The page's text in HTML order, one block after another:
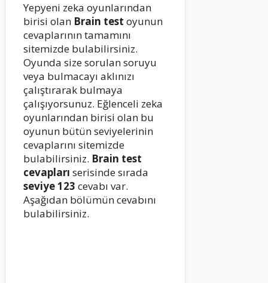
Yepyeni zeka oyunlarından
birisi olan Brain test oyunun
cevaplarının tamamını
sitemizde bulabilirsiniz.
Oyunda size sorulan soruyu
veya bulmacayı aklınızı
çalıştırarak bulmaya
çalışıyorsunuz. Eğlenceli zeka
oyunlarından birisi olan bu
oyunun bütün seviyelerinin
cevaplarını sitemizde
bulabilirsiniz. Brain test
cevapları serisinde sırada
seviye 123 cevabı var.
Aşağıdan bölümün cevabını
bulabilirsiniz.